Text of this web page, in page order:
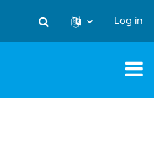
Toggle search input
Log in